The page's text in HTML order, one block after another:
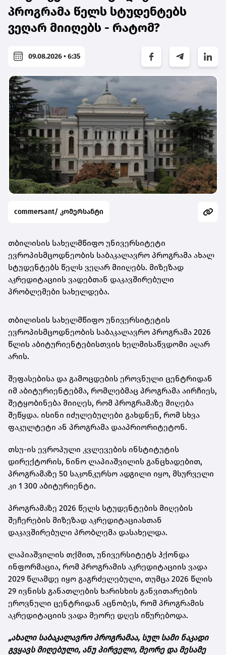
პროგრამა წელს სტუდენტებს
ვეღარ მიიღებს - რატომ?
09.08.2026 • 6:35
commersant/ კომერსანტი
თბილისის სახელმწიფო უნივერსიტეტი
ევროპისმცოდნეობის საბაკალავრო პროგრამა ახალ
სტუდენტებს წელს ვეღარ მიიღებს. მიზეზად
აკრედიტაციის ვადებთან დაკავშირებული
პრობლემები სახელდება.
თბილისის სახელმწიფო უნივერსიტეტის
ევროპისმცოდნეობის საბაკალავრო პროგრამა 2026
წლის აბიტურიენტებისთვის ხელმისაწვდომი აღარ
არის.
შეფასებისა და გამოცდების ეროვნული ცენტრიდან
იმ აბიტურიენტებმა, რომლებმაც პროგრამა აირჩიეს,
შეტყობინება მიიღეს, რომ პროგრამაზე მიღება
შეწყდა. ისინი იძულებულები გახდნენ, რომ სხვა
ფაკულტეტი ან პროგრამა დააპრიორიტეტონ.
თსუ-ის ევროპული კვლევების ინსტიტუტის
დირექტორის, ნინო ლაპიაშვილის განცხადებით,
პროგრამაზე 50 საკონკურსო ადგილი იყო, მსურველი
კი 1 300 აბიტურიენტი.
პროგრამაზე 2026 წელს სტუდენტების მიღების
შეჩერების მიზეზად აკრედიტაციასთან
დაკავშირებული პრობლემა დასახელდა.
ლაპიაშვილის თქმით, უნივერსიტეტს ჰქონდა
ინფორმაცია, რომ პროგრამის აკრედიტაციის ვადა
2029 წლამდე იყო გაგრძელებული, თუმცა 2026 წლის
29 ივნისს განათლების ხარისხის განვითარების
ეროვნული ცენტრიდან აცნობეს, რომ პროგრამის
აკრედიტაციის ვადა მეორე დღეს იწურებოდა.
„ახალი საბაკალავრო პროგრამაა, სულ სამი ნაკადი
გვყავს მიღებული, ანუ პირველი, მეორე და მესამე